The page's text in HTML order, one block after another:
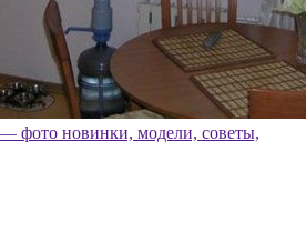
фото новинки, модели, советы,